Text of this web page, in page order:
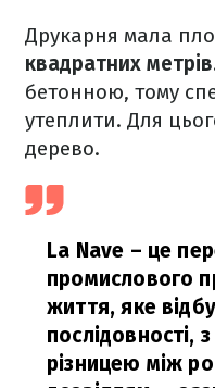
Друкарня мала
квадратних метрів
бетонною, тому
утеплити. Для
дерево.
La Nave – це
промислового
життя, яке
послідовності,
різницею між